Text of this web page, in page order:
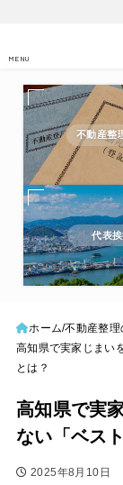
MENU
不動産整
代表
ホーム 不動産整理
高知県で実家じまい
とは？
高知県で実
ない「ベス
2025年8月10日